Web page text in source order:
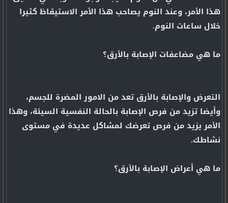
هذا الأمر، وعند النوم يصاحب هذا الأمر الاستيقاظ كثيرا
خلال ساعات النوم.
ما هي مضاعفات الإصابة بالأرق؟
التعرض والإصابة بالأرق تعد من الامور المضرة للجسم،
وأيضا تزيد من فرص الإصابة بالحالة النفسية السيئة، وهذا
الأمر يزيد من فرص تعرضك لمشاكل عديدة في مستوى
نشاطك.
ما هي أعراض الإصابة بالأرق؟